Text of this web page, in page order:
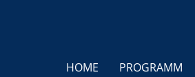
HOME PROGRAMM